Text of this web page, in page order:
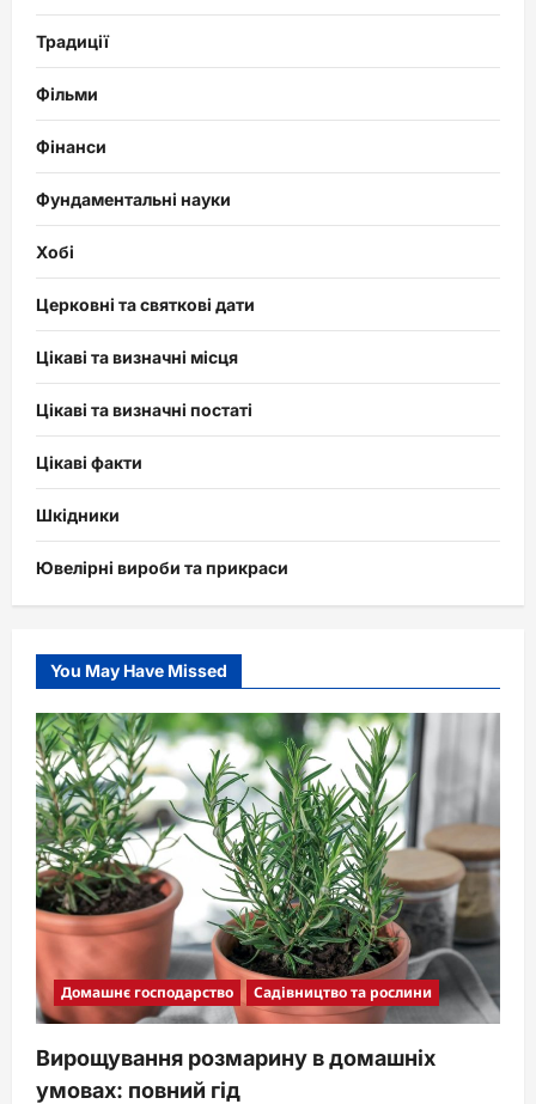
Традиції
Фільми
Фінанси
Фундаментальні науки
Хобі
Церковні та святкові дати
Цікаві та визначні місця
Цікаві та визначні постаті
Цікаві факти
Шкідники
Ювелірні вироби та прикраси
You May Have Missed
Домашнє господарство Садівництво та рослини
Вирощування розмарину в домашніх
умовах: повний гід